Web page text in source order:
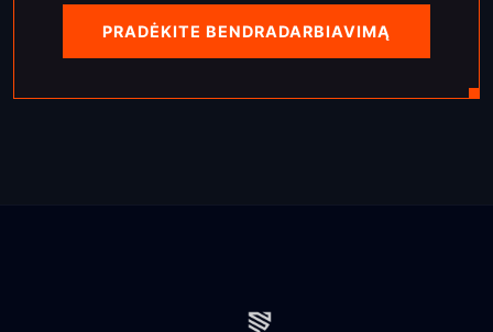
PRADĖKITE BENDRADARBIAVIMĄ